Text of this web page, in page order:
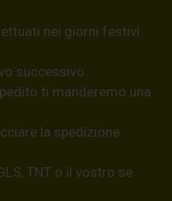
nei giorni festivi
successivo.
ti manderemo una
la spedizione
TNT o il vostro se